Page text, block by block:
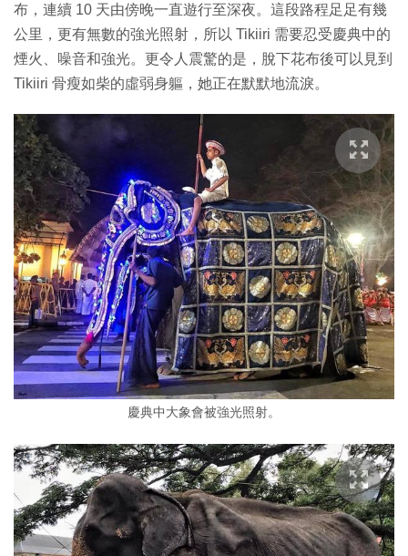
布，連續 10 天由傍晚一直遊行至深夜。這段路程足足有幾
公里，更有無數的強光照射，所以 Tikiiri 需要忍受慶典中的
煙火、噪音和強光。更令人震驚的是，脫下花布後可以見到
Tikiiri 骨瘦如柴的虛弱身軀，她正在默默地流淚。
慶典中大象會被強光照射。